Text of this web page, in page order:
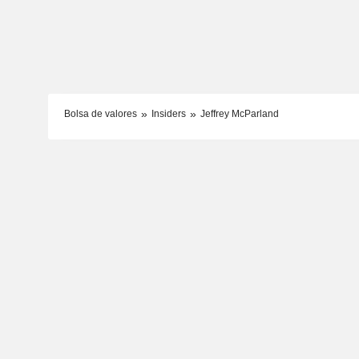
Bolsa de valores Insiders Jeffrey McParland